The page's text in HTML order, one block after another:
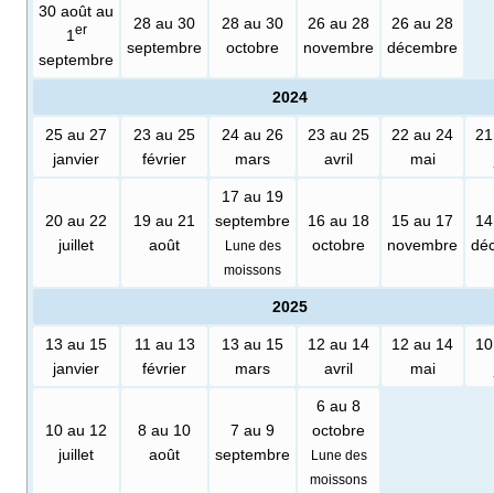
30 août au
1 er
septembre
28 au 30
septembre
28 au 30
octobre
26 au 28
novembre
26 au 28
décembre
2024
25 au 27
janvier
23 au 25
février
24 au 26
mars
23 au 25
avril
22 au 24
mai
20 au 22
juillet
19 au 21
août
17 au 19
septembre
Lune des
moissons
16 au 18
octobre
15 au 17
novembre
2025
13 au 15
janvier
11 au 13
février
13 au 15
mars
12 au 14
avril
12 au 14
mai
10 au 12
juillet
8 au 10
août
7 au 9
septembre
6 au 8
octobre
Lune des
moissons